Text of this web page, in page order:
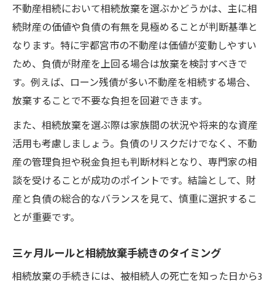
不動産相続において相続放棄を選ぶかどうかは、主に相
続財産の価値や負債の有無を見極めることが判断基準と
なります。特に宇都宮市の不動産は価値が変動しやすい
ため、負債が財産を上回る場合は放棄を検討すべきで
す。例えば、ローン残債が多い不動産を相続する場合、
放棄することで不要な負担を回避できます。
また、相続放棄を選ぶ際は家族間の状況や将来的な資産
活用も考慮しましょう。負債のリスクだけでなく、不動
産の管理負担や税金負担も判断材料となり、専門家の相
談を受けることが成功のポイントです。結論として、財
産と負債の総合的なバランスを見て、慎重に選択するこ
とが重要です。
三ヶ月ルールと相続放棄手続きのタイミング
相続放棄の手続きには、被相続人の死亡を知った日から3